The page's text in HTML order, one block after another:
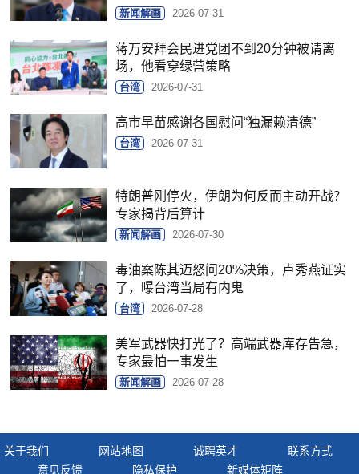
新闻解画 2026-07-31
蒋万安拜会民进党团不到20分钟被请离
场，他看穿绿营策略
台湾 2026-07-31
高市早苗感谢各国慰问“独漏赖清德”
台湾 2026-07-31
特朗普刚停火，伊朗为何反而主动开战？
专家揭背后算计
新闻解画 2026-07-30
毒油案陈其迈怒问20%决策，卢秀燕证实
了，曝台湾当局有内鬼
台湾 2026-07-28
美军武器快打光了？高端武器库存告急，
专家最怕一事发生
新闻解画 2026-07-28
关于我们 网站地图 诚聘英才
联系方式
意见反馈
隐私保护 新媒体矩阵